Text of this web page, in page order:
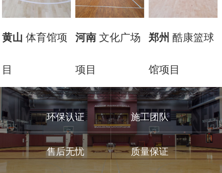
黄山体育馆项
目
河南文化广场
项目
郑州酷康篮球
馆项目
环保认证 施工团队
售后无忧 质量保证